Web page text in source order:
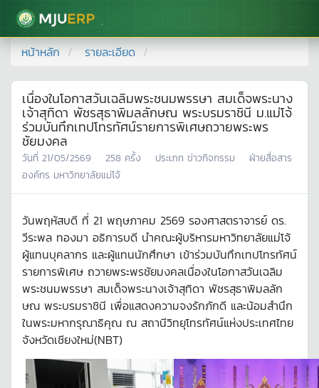
มหาวิทยาลัยแม่โจ้
หน้าหลัก รายละเอียด
เนื่องในโอกาสวันเฉลิมพระชนมพรรษา สมเด็จพระนาง
เจ้าสุทิดา พัชรสุธาพิมลลักษณ พระบรมราชินี ม.แม่โจ้
ร่วมบันทึกเทปโทรทัศน์รายการพิเศษถวายพระพร
ชัยมงคล
วันที่ 21/05/2569 258 ครั้ง ประเภท ข่าวกิจกรรม
ฝ่ายสื่อสาร
องค์กร มหาวิทยาลัยแม่โจ้
วันพฤหัสบดี ที่ 21 พฤษภาคม 2569 รองศาสตราจารย์ ดร.
วีระพล ทองมา อธิการบดี นำคณะผู้บริหารมหาวิทยาลัยแม่โจ้
ผู้แทนบุคลากร และผู้แทนนักศึกษา เข้าร่วมบันทึกเทปโทรทัศน์
รายการพิเศษ ถวายพระพรชัยมงคลเนื่องในโอกาสวันเฉลิม
พระชนมพรรษา สมเด็จพระนางเจ้าสุทิดา พัชรสุธาพิมลลัก
ษณ พระบรมราชินี เพื่อแสดงความจงรักภักดี และน้อมสำนึก
ในพระมหากรุณาธิคุณ ณ สถานีวิทยุโทรทัศน์แห่งประเทศไทย
จังหวัดเชียงใหม่(NBT)